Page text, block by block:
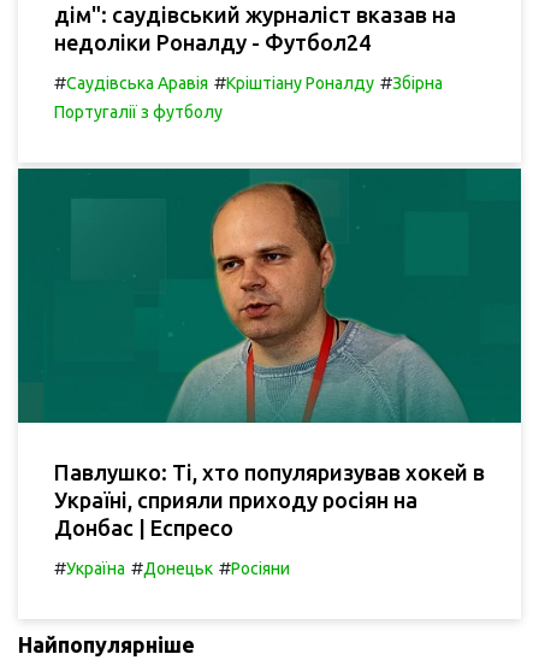
дім": саудівський журналіст вказав на
недоліки Роналду - Футбол24
#Саудівська Аравія #Кріштіану Роналду #Збірна
Португалії з футболу
Павлушко: Ті, хто популяризував хокей в
Україні, сприяли приходу росіян на
Донбас | Еспресо
#Україна #Донецьк #Росіяни
Найпопулярніше